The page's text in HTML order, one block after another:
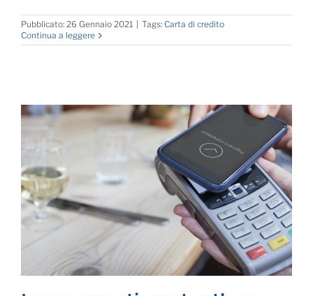
Pubblicato: 26 Gennaio 2021 Tags: Carta di credito
Continua a leggere